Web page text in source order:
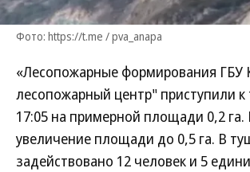
Фото: https://t.me / pva_anapa
«Лесопожарные формирования ГБУ
лесопожарный центр" приступили
17:05 на примерной площади 0,2 га.
увеличение площади до 0,5 га. В
задействовано 12 человек и 5